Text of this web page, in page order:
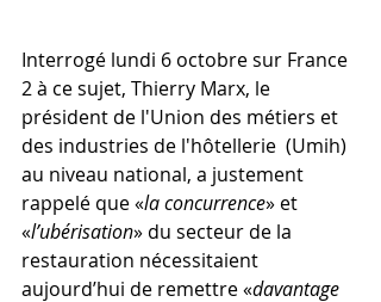
Interrogé lundi 6 octobre sur France
2 à ce sujet, Thierry Marx, le
président de l'Union des métiers et
des industries de l'hôtellerie  (Umih)
au niveau national, a justement
rappelé que «la concurrence» et
«l’ubérisation» du secteur de la
restauration nécessitaient
aujourd’hui de remettre «davantage